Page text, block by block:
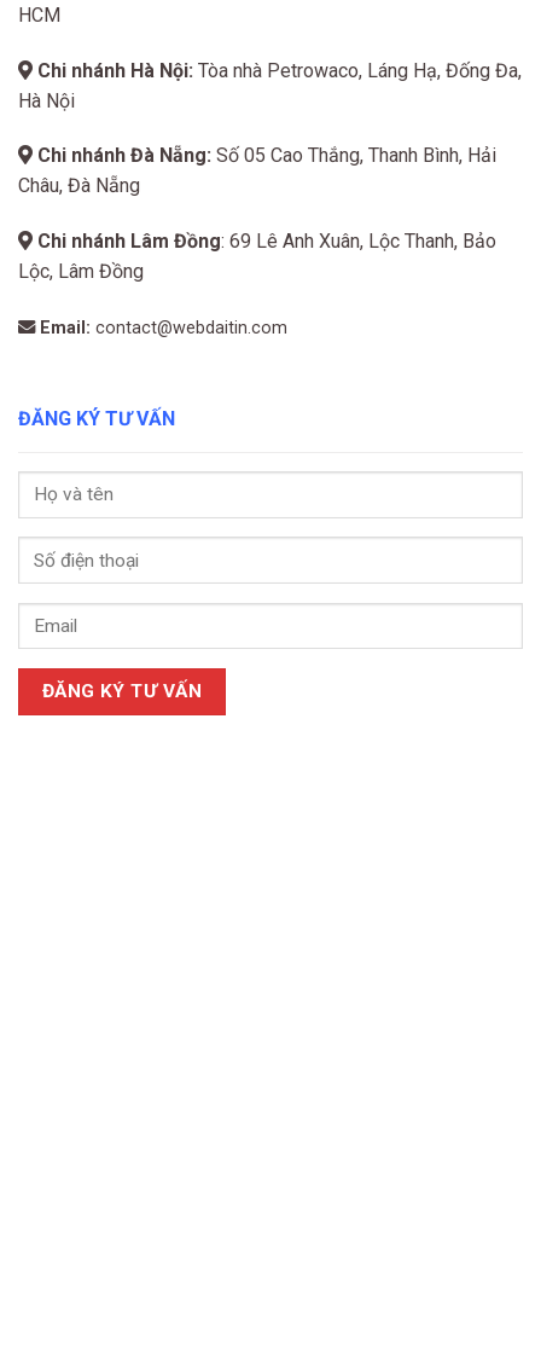
HCM
Chi nhánh Hà Nội: Tòa nhà Petrowaco, Láng Hạ, Đống Đa,
Hà Nội
Chi nhánh Đà Nẵng: Số 05 Cao Thắng, Thanh Bình, Hải
Châu, Đà Nẵng
Chi nhánh Lâm Đồng: 69 Lê Anh Xuân, Lộc Thanh, Bảo
Lộc, Lâm Đồng
Email: contact@webdaitin.com
ĐĂNG KÝ TƯ VẤN